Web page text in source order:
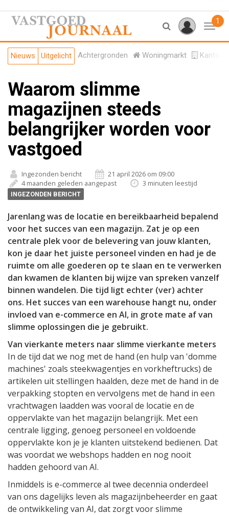
1
Nieuws Uitgelicht Achtergronden Woningmarkt
Waarom slimme
magazijnen steeds
belangrijker worden voor
vastgoed
Ingezonden bericht
21 april 2026 om 09:00
4 maanden geleden aangepast
3 minuten leestijd
INGEZONDEN BERICHT
Jarenlang was de locatie en bereikbaarheid bepalend
voor het succes van een magazijn. Zat je op een
centrale plek voor de belevering van jouw klanten,
kon je daar het juiste personeel vinden en had je de
ruimte om alle goederen op te slaan en te verwerken
dan kwamen de klanten bij wijze van spreken vanzelf
binnen wandelen. Die tijd ligt echter (ver) achter
ons. Het succes van een warehouse hangt nu, onder
invloed van e-commerce en AI, in grote mate af van
slimme oplossingen die je gebruikt.
Van vierkante meters naar slimme vierkante meters
In de tijd dat we nog met de hand (en hulp van 'domme
machines' zoals steekwagentjes en vorkheftrucks) de
artikelen uit stellingen haalden, deze met de hand in de
verpakking stopten en vervolgens met de hand in een
vrachtwagen laadden was vooral de locatie en de
oppervlakte van het magazijn belangrijk. Met een
centrale ligging, genoeg personeel en voldoende
oppervlakte kon je je klanten uitstekend bedienen. Dat
was voordat we webshops hadden en nog nooit
hadden gehoord van AI.
Inmiddels is e-commerce al twee decennia onderdeel
van ons dagelijks leven als magazijnbeheerder en gaat
de ontwikkeling van AI, dat zorgt voor slimme